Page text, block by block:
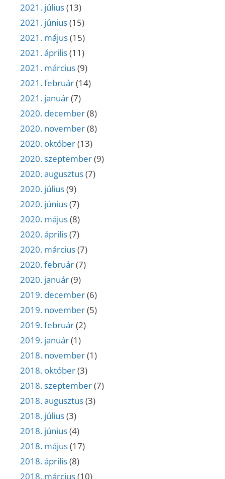
2021. július(13)
2021. június(15)
2021. május(15)
2021. április(11)
2021. március(9)
2021. február(14)
2021. január(7)
2020. december(8)
2020. november(8)
2020. október(13)
2020. szeptember(9)
2020. augusztus(7)
2020. július(9)
2020. június(7)
2020. május(8)
2020. április(7)
2020. március(7)
2020. február(7)
2020. január(9)
2019. december(6)
2019. november(5)
2019. február(2)
2019. január(1)
2018. november(1)
2018. október(3)
2018. szeptember(7)
2018. augusztus(3)
2018. július(3)
2018. június(4)
2018. május(17)
2018. április(8)
2018. március(10)